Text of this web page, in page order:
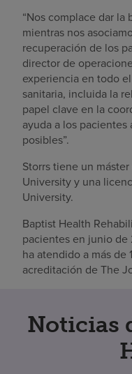
“Nos complace dar
mientras nos
recuperación de los
director de
experiencia en todo
sanitaria, incluida la
papel clave en la
ayuda a los
posibles”.
Storrs tiene un
University y una
University.
Baptist Health
pacientes en junio de
ha atendido a más de
acreditación de The
Noticias